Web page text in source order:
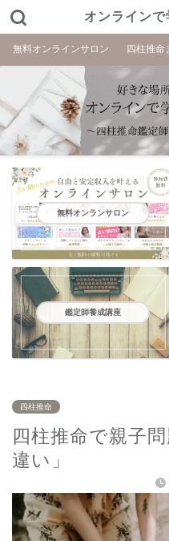
オンライン
無料オンラインサロン 四柱推命
無料オンランサロン
鑑定師養成講座
四柱推命
四柱推命で親子
違い」